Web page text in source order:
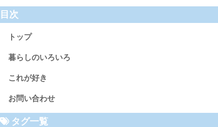
目次
トップ
暮らしのいろいろ
これが好き
お問い合わせ
タグ一覧